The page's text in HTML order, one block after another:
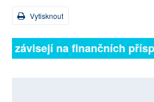
Vytisknout
závisejí na finančních